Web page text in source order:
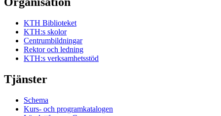
KTH Biblioteket
KTH:s skolor
Centrumbildningar
Rektor och ledning
KTH:s verksamhetsstöd
Tjänster
Schema
Kurs- och programkatalogen